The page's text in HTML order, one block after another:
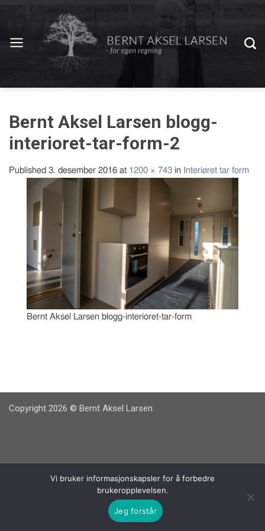
Bernt Aksel Larsen blogg-
interioret-tar-form-2
Published 3. desember 2016 at 1200 × 743 in Interiøret tar form
Bernt Aksel Larsen blogg-interioret-tar-form
Copyright 2026 © Bernt Aksel Larsen
Vi bruker informasjonskapsler for å forbedre
brukeropplevelsen.
Jeg forstår